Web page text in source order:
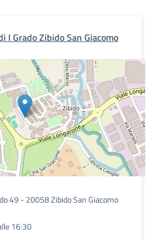
I Grado Zibido San Giacomo
49 - 20058 Zibido San Giacomo
16:30